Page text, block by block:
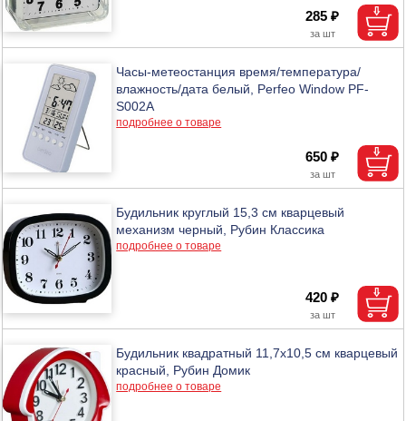
285 ₽
Часы-метеостанция время/температура/
влажность/дата белый, Perfeo Window PF-
S002A
подробнее о товаре
650 ₽
Будильник круглый 15,3 см кварцевый
механизм черный, Рубин Классика
подробнее о товаре
420 ₽
Будильник квадратный 11,7х10,5 см кварцевый
красный, Рубин Домик
подробнее о товаре